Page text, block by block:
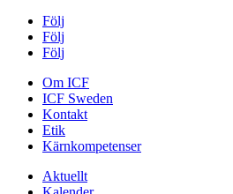
Följ
Följ
Följ
Om ICF
ICF Sweden
Kontakt
Etik
Kärnkompetenser
Aktuellt